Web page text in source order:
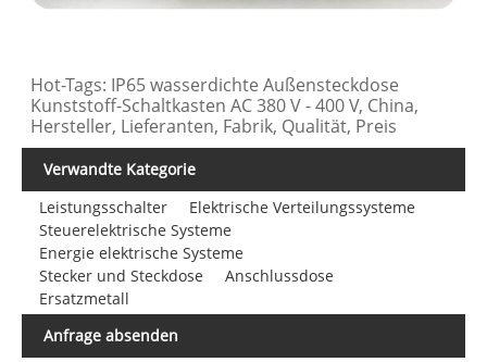
Hot-Tags: IP65 wasserdichte Außensteckdose
Kunststoff-Schaltkasten AC 380 V - 400 V, China,
Hersteller, Lieferanten, Fabrik, Qualität, Preis
Verwandte Kategorie
Leistungsschalter
Elektrische Verteilungssysteme
Steuerelektrische Systeme
Energie elektrische Systeme
Stecker und Steckdose
Anschlussdose
Ersatzmetall
Anfrage absenden